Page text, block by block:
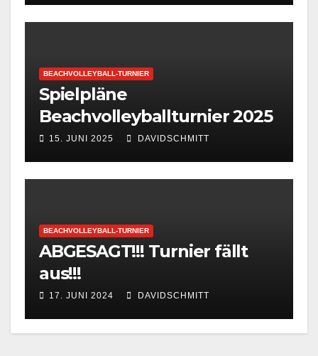
BEACHVOLLEYBALL-TURNIER
Spielpläne
Beachvolleyballturnier 2025
15. JUNI 2025 DAVIDSCHMITT
BEACHVOLLEYBALL-TURNIER
ABGESAGT!!! Turnier fällt
aus!!!
17. JUNI 2024 DAVIDSCHMITT